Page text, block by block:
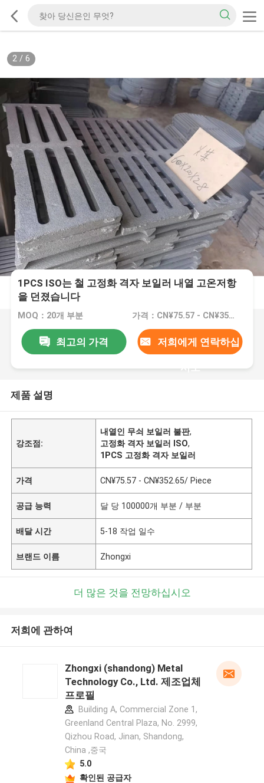
2/ 6
1PCS ISO는 철 고정화 격자 보일러 내열 고온저항
을 던졌습니다
MOQ：20개 부분 가격：CN¥75.57 - CN¥352.65/ Piece
최고의 가격 저희에게 연락하십
시오
제품 설명
강조점:
내열인 무쇠 보일러 불판,
고정화 격자 보일러 ISO,
1PCS 고정화 격자 보일러
가격 CN¥75.57 - CN¥352.65/ Piece
공급 능력 달 당 100000개 부분 / 부분
배달 시간 5-18 작업 일수
브랜드 이름 Zhongxi
더 많은 것을 전망하십시오
저희에 관하여
Zhongxi (shandong) Metal
Technology Co., Ltd. 제조업체
프로필
Building A, Commercial Zone 1,
Greenland Central Plaza, No. 2999,
Qizhou Road, Jinan, Shandong,
China ,중국
5.0
확인된 공급자